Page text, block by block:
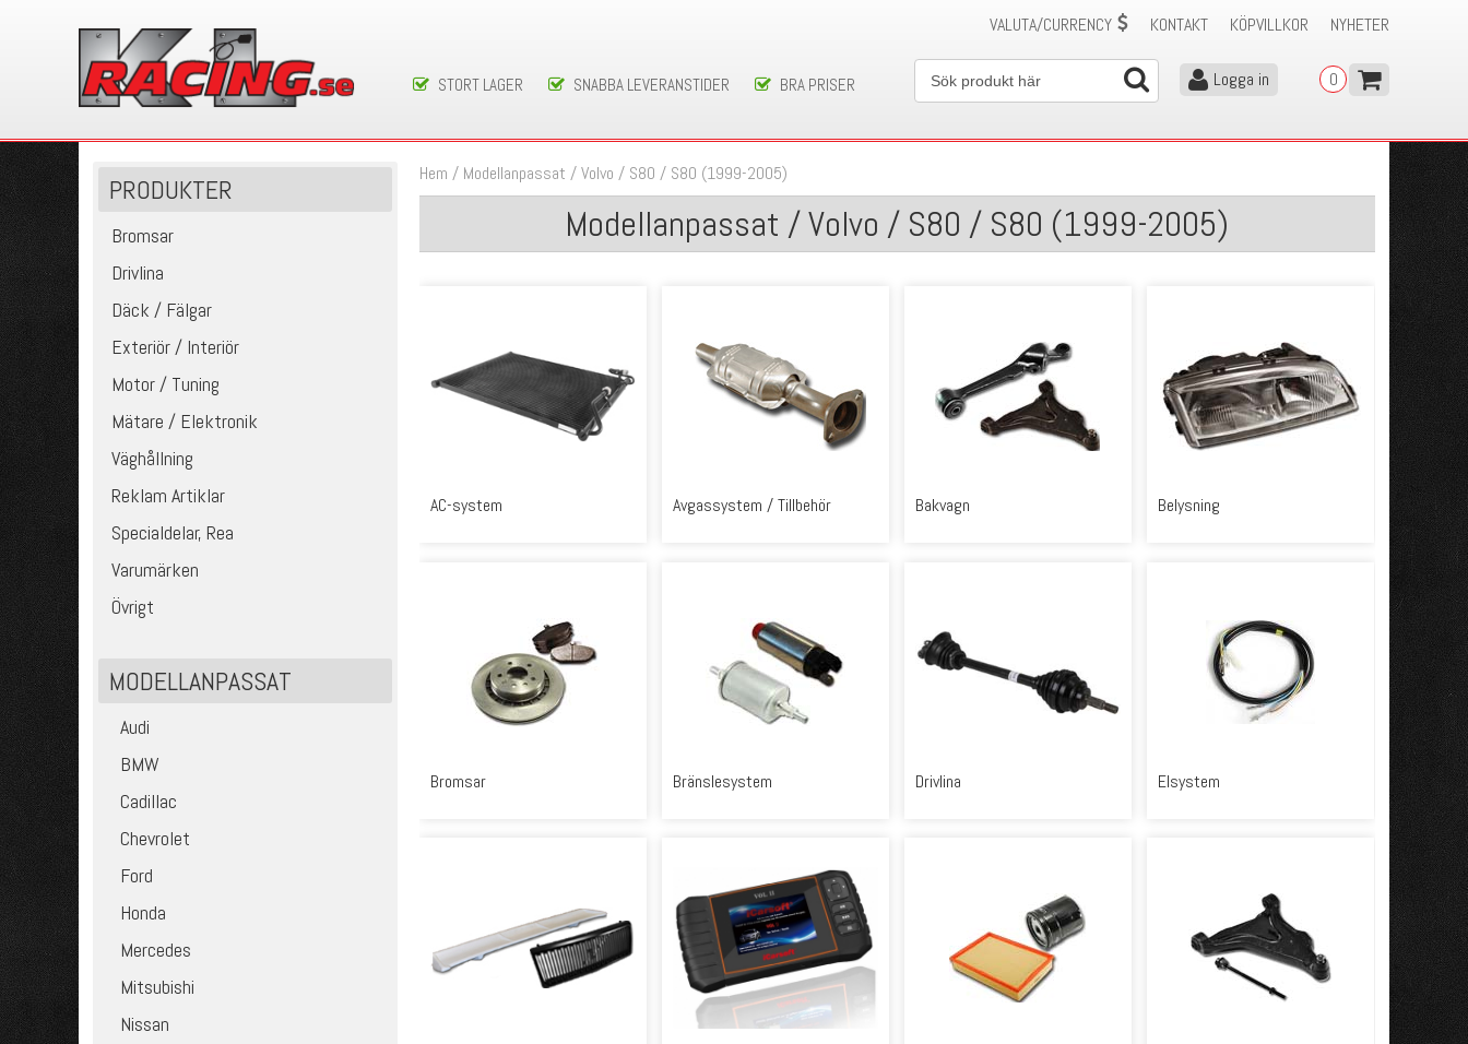
NYHETER
KÖPVILLKOR
KONTAKT
VALUTA/CURRENCY
STORT LAGER SNABBA LEVERANSTIDER BRA PRISER 0
Logga in
PRODUKTER
Bromsar
Drivlina
Däck / Fälgar
Exteriör / Interiör
Motor / Tuning
Mätare / Elektronik
Väghållning
Reklam Artiklar
Specialdelar, Rea
Varumärken
Övrigt
MODELLANPASSAT
Audi
BMW
Cadillac
Chevrolet
Ford
Honda
Mercedes
Mitsubishi
Nissan
Hem / Modellanpassat /Volvo / S80 / S80 (1999-2005)
Modellanpassat / Volvo / S80 / S80 (1999-2005)
AC-system Avgassystem / Tillbehör Bakvagn Belysning
Bromsar Bränslesystem Drivlina Elsystem